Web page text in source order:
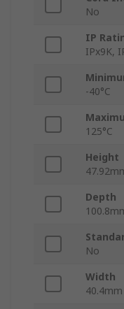
No
IP
IPx9K,
-40°C
125°C
Height
Depth
No
Width
40.4mm